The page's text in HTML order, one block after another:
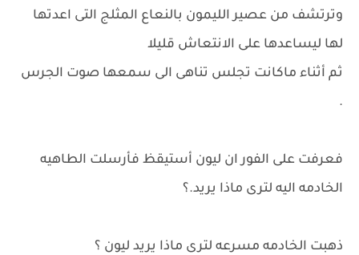
وترتشف من عصير الليمون بالنعاع المثلج التى اعدتها
لها ليساعدها على الانتعاش قليلا
ثم أثناء ماكانت تجلس تناهى الى سمعها صوت الجرس
.
فعرفت على الفور ان ليون أستيقظ فأرسلت الطاهيه
الخادمه اليه لترى ماذا يريد.؟
ذهبت الخادمه مسرعه لترى ماذا يريد ليون ؟